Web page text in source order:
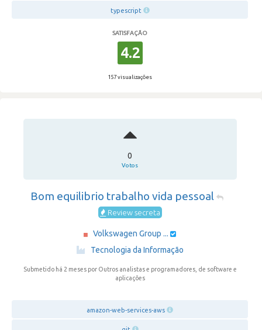
typescript
SATISFAÇÃO
4.2
157 visualizações
0
Votos
Bom equilibrio trabalho vida pessoal
Review secreta
Volkswagen Group ...
Tecnologia da Informação
Submetido há 2 meses por Outros analistas e programadores, de software e
aplicações
amazon-web-services-aws